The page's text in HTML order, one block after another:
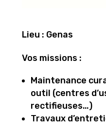
Lieu : Genas
Vos missions :
Maintenance
outil (centres
rectifieuses…)
Travaux